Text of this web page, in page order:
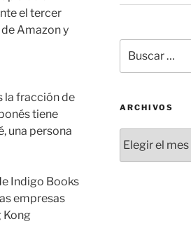
el tercer
Amazon y
la fracción de
tiene
una persona
Indigo Books
empresas
Kong
por:
ARCHIVOS